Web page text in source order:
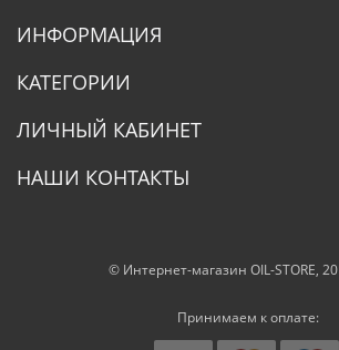
ИНФОРМАЦИЯ
КАТЕГОРИИ
ЛИЧНЫЙ КАБИНЕТ
НАШИ КОНТАКТЫ
© Интернет-магазин OIL-STORE,
Принимаем к оплате: